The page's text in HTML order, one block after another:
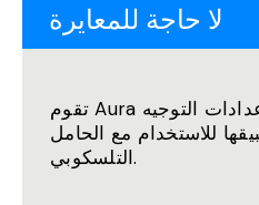
لا حاجة للمعايرة
تقوم Aura تلقائياً بتحديد إعدادات التوجيه
للاستخدام مع الحامل
التلسكوبي.